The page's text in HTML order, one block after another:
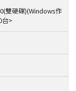
雙硬碟)(Windows作
台>